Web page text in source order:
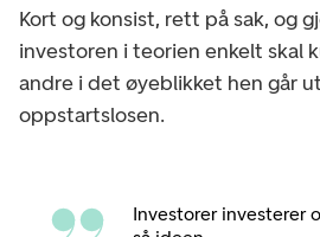
Kort og konsist, rett på sak, og
investoren i teorien enkelt skal
andre i det øyeblikket hen går
oppstartslosen.
Investorer investerer